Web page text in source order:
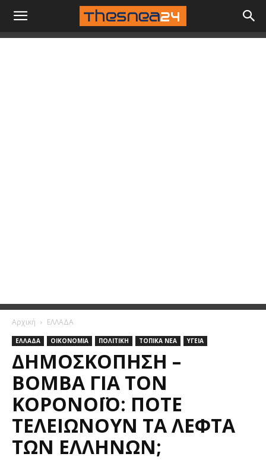
Αρχική ΕΛΛΑΔΑ
ΕΛΛΑΔΑ ΟΙΚΟΝΟΜΙΑ ΠΟΛΙΤΙΚΗ ΤΟΠΙΚΑ ΝΕΑ ΥΓΕΙΑ
ΔΗΜΟΣΚΌΠΗΣΗ –
ΒΌΜΒΑ ΓΙΑ ΤΟΝ
ΚΟΡΟΝΟΪΌ: ΠΌΤΕ
ΤΕΛΕΙΏΝΟΥΝ ΤΑ ΛΕΦΤΆ
ΤΩΝ ΕΛΛΉΝΩΝ;